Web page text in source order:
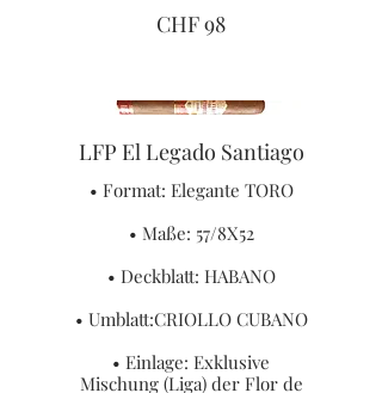
CHF 98
LFP El Legado Santiago
• Format: Elegante TORO
• Maße: 57/8X52
• Deckblatt: HABANO
• Umblatt:CRIOLLO CUBANO
• Einlage: Exklusive
Mischung (Liga) der Flor de